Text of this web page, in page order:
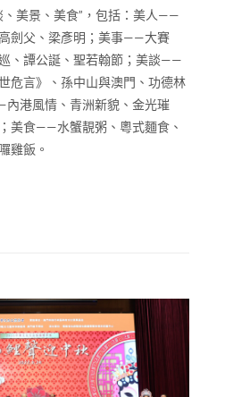
、美景、美食”，包括：美人——
劍父、梁彥明；美事——大賽
、譚公誕、聖若翰節；美談——
危言》、孫中山與澳門、功德林
港風情、青洲新貌、金光璀
美食——水蟹靚粥、粵式麵食、
雞飯。